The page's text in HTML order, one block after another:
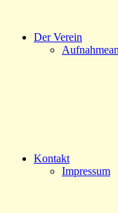
Der Verein
Kontakt
Impressum